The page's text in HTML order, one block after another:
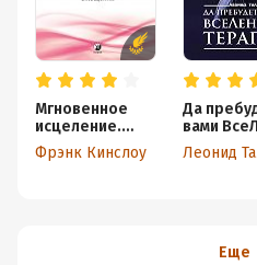
Мгновенное
исцеление.
Техника
Квантового
Фрэнк Кинслоу
Да
вами
терапия
Леонид
Еще